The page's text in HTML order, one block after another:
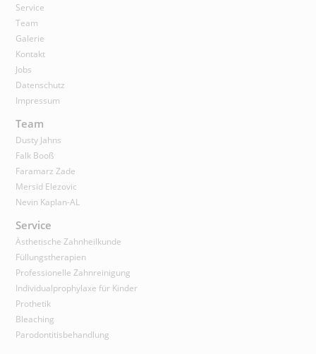
Service
Team
Galerie
Kontakt
Jobs
Datenschutz
Impressum
Team
Dusty Jahns
Falk Booß
Faramarz Zade
Mersid Elezovic
Nevin Kaplan-AL
Service
Ästhetische Zahnheilkunde
Füllungstherapien
Professionelle Zahnreinigung
Individualprophylaxe für Kinder
Prothetik
Bleaching
Parodontitisbehandlung